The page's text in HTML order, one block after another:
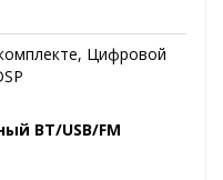
Цифровой
BT/USB/FM